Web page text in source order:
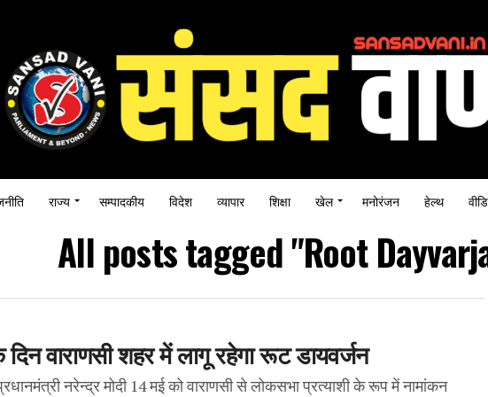
राज्य सम्पादकीय विदेश व्यापार शिक्षा खेल मनोरंजन हेल्थ
All posts tagged "Root
वाराणसी शहर में लागू रहेगा रूट डायवर्जन
नरेन्द्र मोदी 14 मई को वाराणसी से लोकसभा प्रत्याशी के रूप में नामांकन